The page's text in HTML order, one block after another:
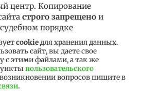
центр. Копирование
строго запрещено и
порядке
cookieдля хранения данных.
сайт, вы даете свое
с этими файлами, а так же
пользовательского
вопросов пишите в
.